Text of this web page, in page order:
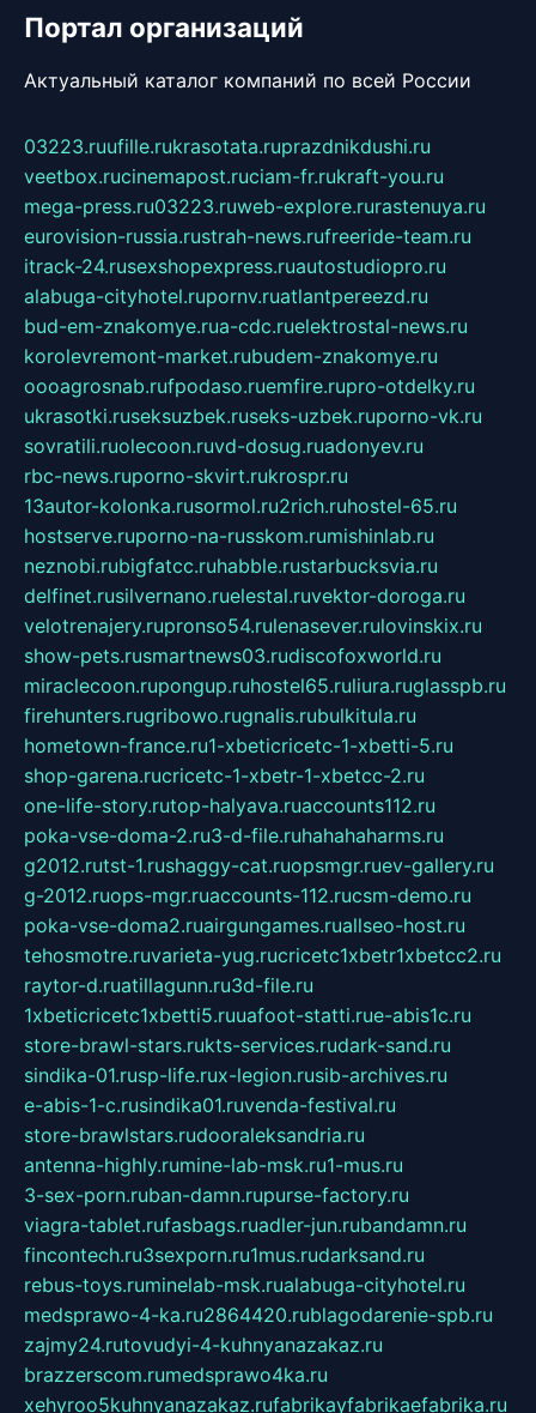
Портал организаций
Актуальный каталог компаний по всей России
03223.ruufille.rukrasotata.ruprazdnikdushi.ru
veetbox.rucinemapost.ruciam-fr.rukraft-you.ru
mega-press.ru03223.ruweb-explore.rurastenuya.ru
eurovision-russia.rustrah-news.rufreeride-team.ru
itrack-24.rusexshopexpress.ruautostudiopro.ru
alabuga-cityhotel.rupornv.ruatlantpereezd.ru
bud-em-znakomye.rua-cdc.ruelektrostal-news.ru
korolevremont-market.rubudem-znakomye.ru
oooagrosnab.rufpodaso.ruemfire.rupro-otdelky.ru
ukrasotki.ruseksuzbek.ruseks-uzbek.ruporno-vk.ru
sovratili.ruolecoon.ruvd-dosug.ruadonyev.ru
rbc-news.ruporno-skvirt.rukrospr.ru
13autor-kolonka.rusormol.ru2rich.ruhostel-65.ru
hostserve.ruporno-na-russkom.rumishinlab.ru
neznobi.rubigfatcc.ruhabble.rustarbucksvia.ru
delfinet.rusilvernano.ruelestal.ruvektor-doroga.ru
velotrenajery.rupronso54.rulenasever.rulovinskix.ru
show-pets.rusmartnews03.rudiscofoxworld.ru
miraclecoon.rupongup.ruhostel65.ruliura.ruglasspb.ru
firehunters.rugribowo.rugnalis.rubulkitula.ru
hometown-france.ru1-xbeticricetc-1-xbetti-5.ru
shop-garena.rucricetc-1-xbetr-1-xbetcc-2.ru
one-life-story.rutop-halyava.ruaccounts112.ru
poka-vse-doma-2.ru3-d-file.ruhahahaharms.ru
g2012.rutst-1.rushaggy-cat.ruopsmgr.ruev-gallery.ru
g-2012.ruops-mgr.ruaccounts-112.rucsm-demo.ru
poka-vse-doma2.ruairgungames.ruallseo-host.ru
tehosmotre.ruvarieta-yug.rucricetc1xbetr1xbetcc2.ru
raytor-d.ruatillagunn.ru3d-file.ru
1xbeticricetc1xbetti5.ruuafoot-statti.rue-abis1c.ru
store-brawl-stars.rukts-services.rudark-sand.ru
sindika-01.rusp-life.rux-legion.rusib-archives.ru
e-abis-1-c.rusindika01.ruvenda-festival.ru
store-brawlstars.rudooraleksandria.ru
antenna-highly.rumine-lab-msk.ru1-mus.ru
3-sex-porn.ruban-damn.rupurse-factory.ru
viagra-tablet.rufasbags.ruadler-jun.rubandamn.ru
fincontech.ru3sexporn.ru1mus.rudarksand.ru
rebus-toys.ruminelab-msk.rualabuga-cityhotel.ru
medsprawo-4-ka.ru2864420.rublagodarenie-spb.ru
zajmy24.rutovudyi-4-kuhnyanazakaz.ru
brazzerscom.rumedsprawo4ka.ru
xehyroo5kuhnyanazakaz.rufabrikayfabrikaefabrika.ru